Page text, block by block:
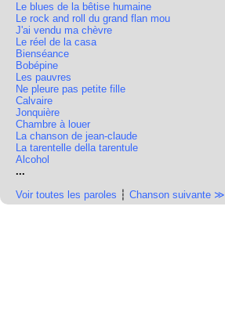
Le blues de la bêtise humaine
Le rock and roll du grand flan mou
J'ai vendu ma chèvre
Le réel de la casa
Bienséance
Bobépine
Les pauvres
Ne pleure pas petite fille
Calvaire
Jonquière
Chambre à louer
La chanson de jean-claude
La tarentelle della tarentule
Alcohol
...
Voir toutes les paroles ┆ Chanson suivante ≫